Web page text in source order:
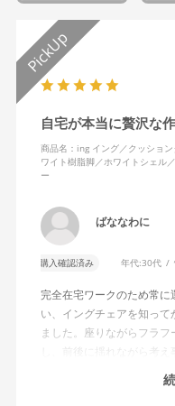
自宅が本当に贅沢な
商品名：ing イング／クッショ
ワイト樹脂脚／ホワイトシェル
ー
ばななわに
購入確認済み 年代:30代
完全在宅ワークのため常に
い、イングチェアを知っ
ました。座りながらフラ
し、前後に揺れながら考
す。カチャカチャ音が鳴
れてばっかだと怒られそ